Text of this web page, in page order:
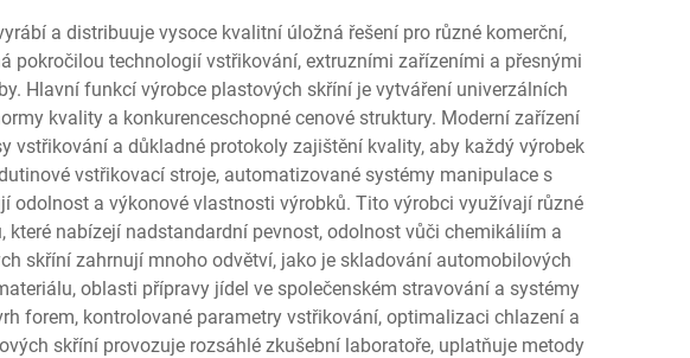
a distribuuje vysoce kvalitní úložná řešení pro různé komerční,
pokročilou technologií vstřikování, extruzními zařízeními a přesnými
Hlavní funkcí výrobce plastových skříní je vytváření univerzálních
kvality a konkurenceschopné cenové struktury. Moderní zařízení
vstřikování a důkladné protokoly zajištění kvality, aby každý výrobek
vstřikovací stroje, automatizované systémy manipulace s
odolnost a výkonové vlastnosti výrobků. Tito výrobci využívají různé
nabízejí nadstandardní pevnost, odolnost vůči chemikáliím a
skříní zahrnují mnoho odvětví, jako je skladování automobilových
oblasti přípravy jídel ve společenském stravování a systémy
forem, kontrolované parametry vstřikování, optimalizaci chlazení a
skříní provozuje rozsáhlé zkušební laboratoře, uplatňuje metody